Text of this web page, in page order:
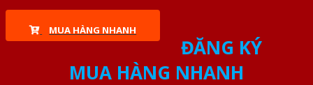
MUA HÀNG NHANH
ĐĂNG KÝ
MUA HÀNG NHANH